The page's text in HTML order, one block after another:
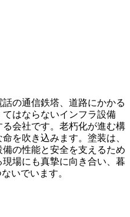
の通信鉄塔、道路にかかる
はならないインフラ設備
会社です。老朽化が進む構
を吹き込みます。塗装は、
の性能と安全を支えるため
場にも真摯に向き合い、暮
いでいます。